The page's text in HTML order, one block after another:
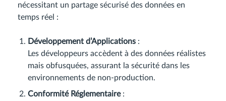
nécessitant un partage sécurisé des données en
temps réel :
Développement d’Applications :
Les développeurs accèdent à des données réalistes
mais obfusquées, assurant la sécurité dans les
environnements de non-production.
Conformité Réglementaire: